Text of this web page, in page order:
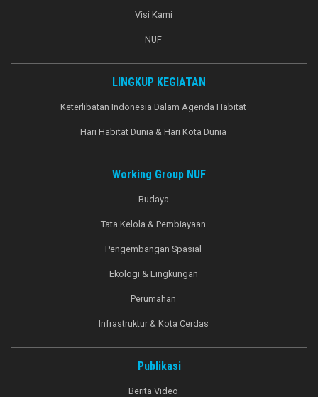
Visi Kami
NUF
LINGKUP KEGIATAN
Keterlibatan Indonesia Dalam Agenda Habitat
Hari Habitat Dunia & Hari Kota Dunia
Working Group NUF
Budaya
Tata Kelola & Pembiayaan
Pengembangan Spasial
Ekologi & Lingkungan
Perumahan
Infrastruktur & Kota Cerdas
Publikasi
Berita Video